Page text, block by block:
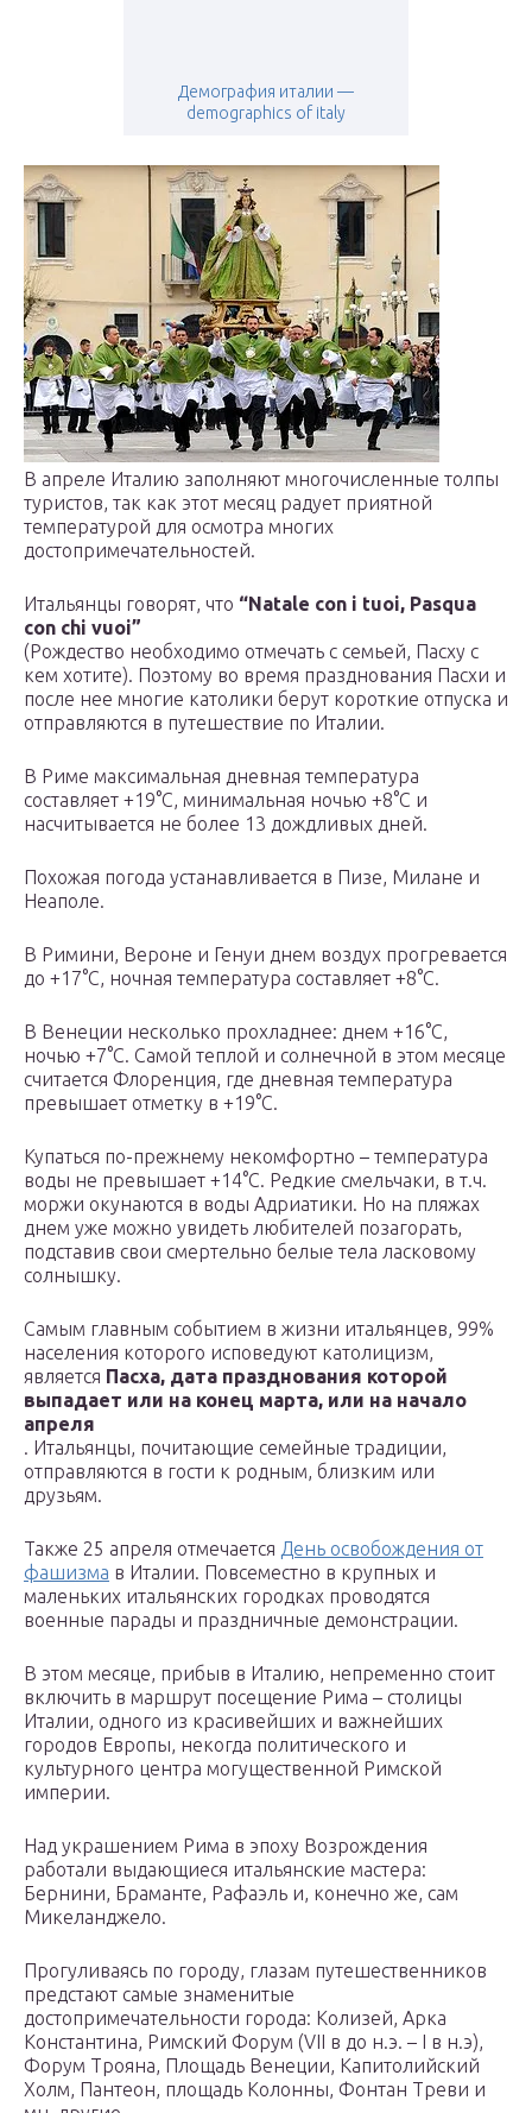
Демография италии —
demographics of italy
В апреле Италию заполняют многочисленные толпы
туристов, так как этот месяц радует приятной
температурой для осмотра многих
достопримечательностей.
Итальянцы говорят, что “Natale con i tuoi, Pasqua
con chi vuoi”
(Рождество необходимо отмечать с семьей, Пасху с
кем хотите). Поэтому во время празднования Пасхи и
после нее многие католики берут короткие отпуска и
отправляются в путешествие по Италии.
В Риме максимальная дневная температура
составляет +19°С, минимальная ночью +8°С и
насчитывается не более 13 дождливых дней.
Похожая погода устанавливается в Пизе, Милане и
Неаполе.
В Римини, Вероне и Генуи днем воздух прогревается
до +17°С, ночная температура составляет +8°С.
В Венеции несколько прохладнее: днем +16°С,
ночью +7°С. Самой теплой и солнечной в этом месяце
считается Флоренция, где дневная температура
превышает отметку в +19°С.
Купаться по-прежнему некомфортно – температура
воды не превышает +14°С. Редкие смельчаки, в т.ч.
моржи окунаются в воды Адриатики. Но на пляжах
днем уже можно увидеть любителей позагорать,
подставив свои смертельно белые тела ласковому
солнышку.
Самым главным событием в жизни итальянцев, 99%
населения которого исповедуют католицизм,
является Пасха, дата празднования которой
выпадает или на конец марта, или на начало
апреля
. Итальянцы, почитающие семейные традиции,
отправляются в гости к родным, близким или
друзьям.
Также 25 апреля отмечается День освобождения от
фашизма в Италии. Повсеместно в крупных и
маленьких итальянских городках проводятся
военные парады и праздничные демонстрации.
В этом месяце, прибыв в Италию, непременно стоит
включить в маршрут посещение Рима – столицы
Италии, одного из красивейших и важнейших
городов Европы, некогда политического и
культурного центра могущественной Римской
империи.
Над украшением Рима в эпоху Возрождения
работали выдающиеся итальянские мастера:
Бернини, Браманте, Рафаэль и, конечно же, сам
Микеланджело.
Прогуливаясь по городу, глазам путешественников
предстают самые знаменитые
достопримечательности города: Колизей, Арка
Константина, Римский Форум (VII в до н.э. – I в н.э),
Форум Трояна, Площадь Венеции, Капитолийский
Холм, Пантеон, площадь Колонны, Фонтан Треви и